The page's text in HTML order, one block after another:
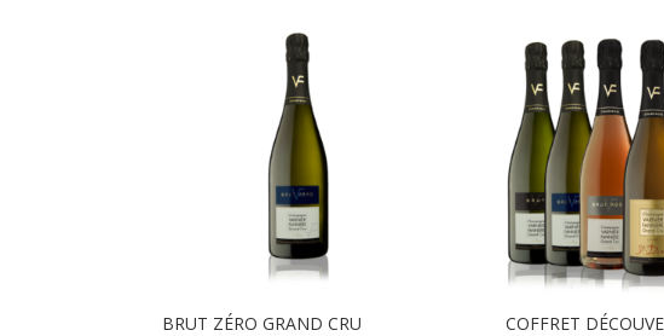
BRUT ZÉRO GRAND CRU
COFFRET